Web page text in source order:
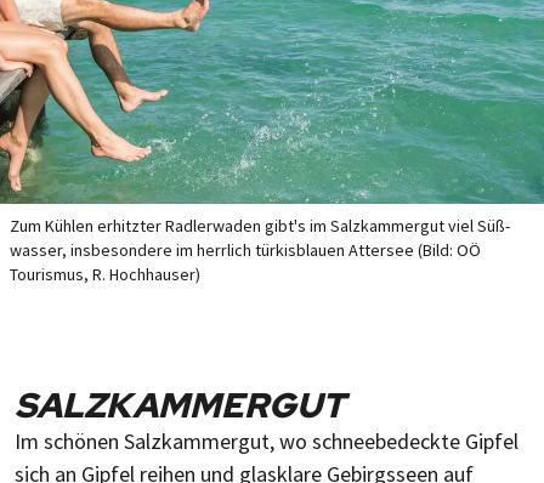
SALZKAMMERGUT
Im schönen Salz­kam­mer­gut, wo schnee­be­deckte Gip­fel
sich an Gip­fel rei­hen und glas­kla­re Ge­birgs­seen auf
Zum Kühlen er­hitz­ter Rad­ler­wa­den gibt's im Salz­kam­mer­gut viel Süß­
was­ser, ins­be­son­de­re im herr­lich tür­kis­blauen Atter­see (Bild: OÖ
Tourismus, R. Hochhauser)